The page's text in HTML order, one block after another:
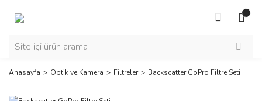
Anasayfa Optik ve Kamera Filtreler Backscatter GoPro Filtre Seti